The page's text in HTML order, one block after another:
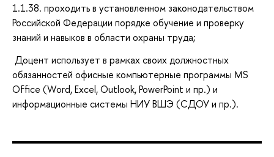
1.1.38. проходить в установленном законодательством
Российской Федерации порядке обучение и проверку
знаний и навыков в области охраны труда;
Доцент использует в рамках своих должностных
обязанностей офисные компьютерные программы MS
Office (Word, Excel, Outlook, PowerPoint и пр.) и
информационные системы НИУ ВШЭ (СДОУ и пр.).